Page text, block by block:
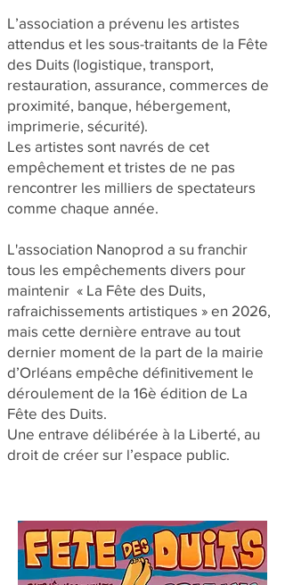
L’association a prévenu les artistes
attendus et les sous-traitants de la Fête
des Duits (logistique, transport,
restauration, assurance, commerces de
proximité, banque, hébergement,
imprimerie, sécurité).
Les artistes sont navrés de cet
empêchement et tristes de ne pas
rencontrer les milliers de spectateurs
comme chaque année.
L'association Nanoprod a su franchir
tous les empêchements divers pour
maintenir « La Fête des Duits,
rafraichissements artistiques » en 2026,
mais cette dernière entrave au tout
dernier moment de la part de la mairie
d’Orléans empêche définitivement le
déroulement de la 16è édition de La
Fête des Duits.
Une entrave délibérée à la Liberté, au
droit de créer sur l’espace public.